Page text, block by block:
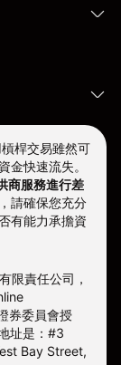
桿交易雖然可
金快速流失。
商服務進行差
請確保您充分
有能力承擔資
限責任公司，
券委員會授
址是：#3
Bay Street,